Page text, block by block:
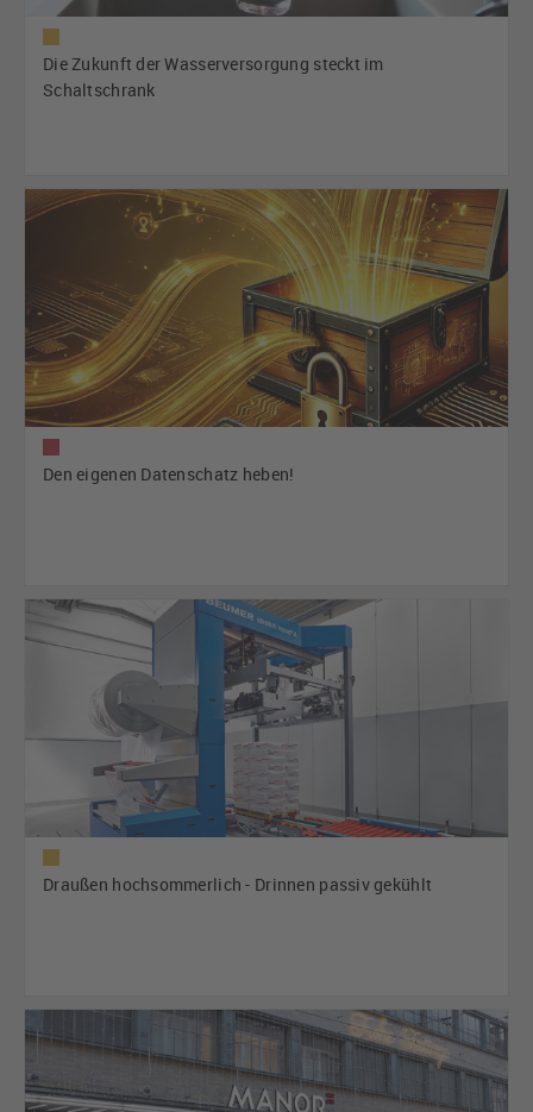
Die Zukunft der Wasserversorgung steckt im
Schaltschrank
Den eigenen Datenschatz heben!
Draußen hochsommerlich - Drinnen passiv gekühlt